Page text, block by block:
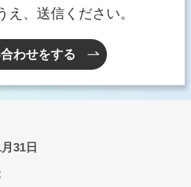
え、送信ください。
わせをする
31日